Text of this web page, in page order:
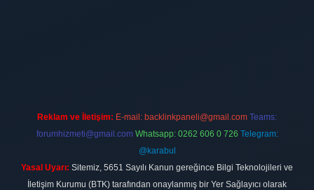
Reklam ve İletişim: E-mail: backlinkpaneli@gmail.com Teams:
forumhizmeti@gmail.com Whatsapp: 0262 606 0 726 Telegram:
@karabul
Yasal Uyarı: Sitemiz, 5651 Sayılı Kanun gereğince Bilgi Teknolojileri ve
İletişim Kurumu (BTK) tarafından onaylanmış bir Yer Sağlayıcı olarak